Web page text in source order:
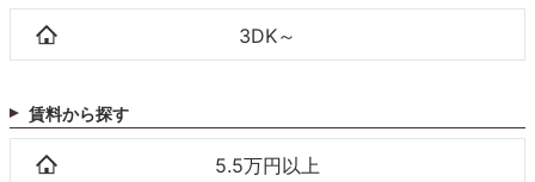
3DK～
賃料から探す
5.5万円以上